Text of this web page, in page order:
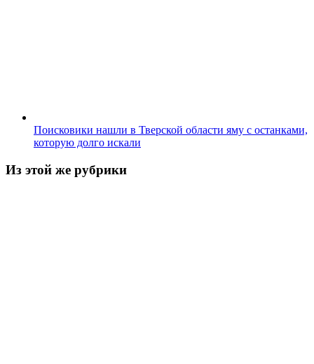
Поисковики нашли в Тверской области яму с останками,
которую долго искали
Из этой же рубрики